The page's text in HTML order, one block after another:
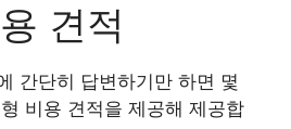
견적
간단히 답변하기만 하면 몇
비용 견적을 제공해 제공합